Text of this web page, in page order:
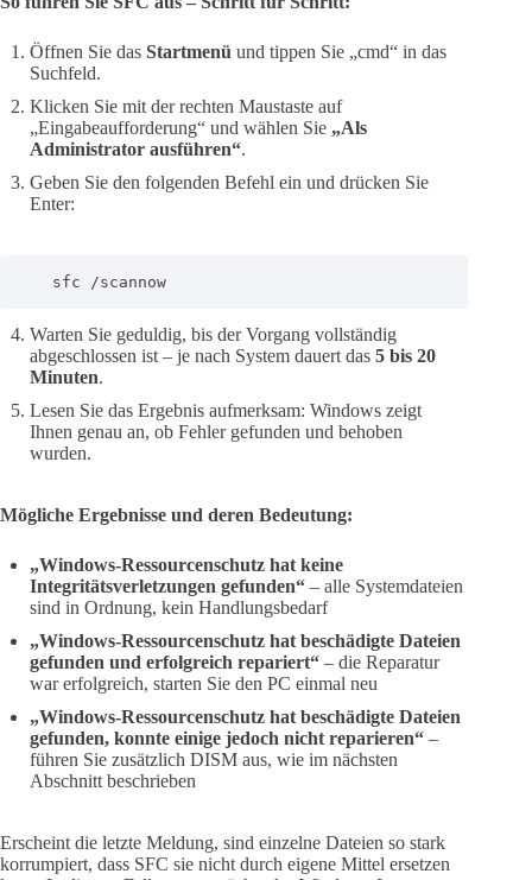
Öffnen Sie das Startmenü und tippen Sie „cmd“ in das
Suchfeld.
Klicken Sie mit der rechten Maustaste auf
„Eingabeaufforderung“ und wählen Sie „Als
Administrator ausführen“.
Geben Sie den folgenden Befehl ein und drücken Sie
Enter:
   sfc /scannow
Warten Sie geduldig, bis der Vorgang vollständig
abgeschlossen ist – je nach System dauert das 5 bis 20
Minuten.
Lesen Sie das Ergebnis aufmerksam: Windows zeigt
Ihnen genau an, ob Fehler gefunden und behoben
wurden.
Mögliche Ergebnisse und deren Bedeutung:
„Windows-Ressourcenschutz hat keine
Integritätsverletzungen gefunden“ – alle Systemdateien
sind in Ordnung, kein Handlungsbedarf
„Windows-Ressourcenschutz hat beschädigte Dateien
gefunden und erfolgreich repariert“ – die Reparatur
war erfolgreich, starten Sie den PC einmal neu
„Windows-Ressourcenschutz hat beschädigte Dateien
gefunden, konnte einige jedoch nicht reparieren“ –
führen Sie zusätzlich DISM aus, wie im nächsten
Abschnitt beschrieben
Erscheint die letzte Meldung, sind einzelne Dateien so stark
korrumpiert, dass SFC sie nicht durch eigene Mittel ersetzen